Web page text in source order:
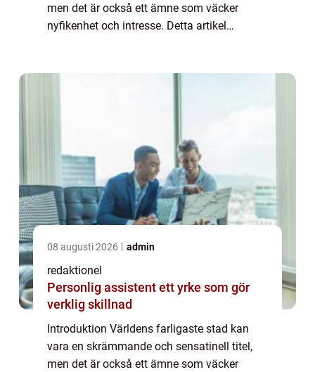
men det är också ett ämne som väcker
nyfikenhet och intresse. Detta artikel
08 augusti 2026 admin
redaktionel
Personlig assistent ett yrke som gör
verklig skillnad
Introduktion Världens farligaste stad kan
vara en skrämmande och sensatinell titel,
men det är också ett ämne som väcker